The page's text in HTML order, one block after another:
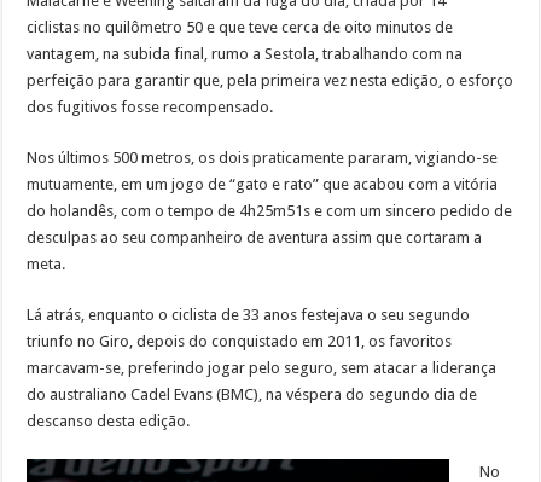
ciclistas no quilômetro 50 e que teve cerca de oito minutos de
vantagem, na subida final, rumo a Sestola, trabalhando com na
perfeição para garantir que, pela primeira vez nesta edição, o esforço
dos fugitivos fosse recompensado.
Nos últimos 500 metros, os dois praticamente pararam, vigiando-se
mutuamente, em um jogo de “gato e rato” que acabou com a vitória
do holandês, com o tempo de 4h25m51s e com um sincero pedido de
desculpas ao seu companheiro de aventura assim que cortaram a
meta.
Lá atrás, enquanto o ciclista de 33 anos festejava o seu segundo
triunfo no Giro, depois do conquistado em 2011, os favoritos
marcavam-se, preferindo jogar pelo seguro, sem atacar a liderança
do australiano Cadel Evans (BMC), na véspera do segundo dia de
descanso desta edição.
No